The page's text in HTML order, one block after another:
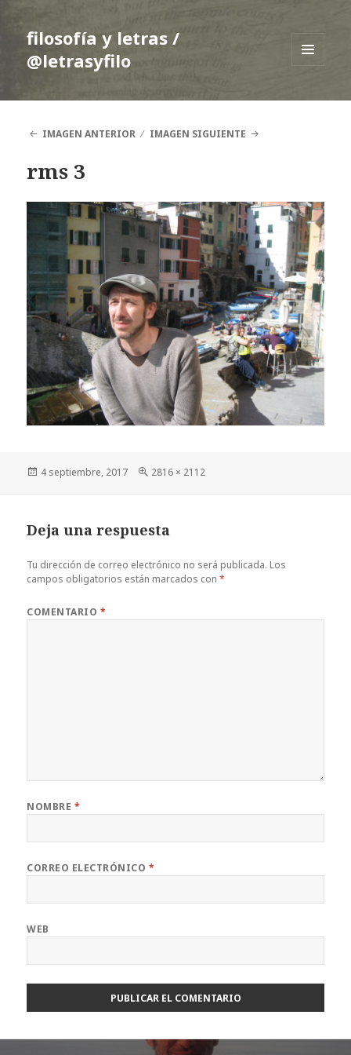
filosofía y letras /
@letrasyfilo
WIDGETS
IMAGEN ANTERIOR IMAGEN SIGUIENTE
rms 3
Publicado
4 septiembre, 2017
Tamaño
2816 × 2112
Deja una respuesta
Tu dirección de correo electrónico no será publicada. Los
campos obligatorios están marcados con*
COMENTARIO *
NOMBRE *
CORREO ELECTRÓNICO *
WEB